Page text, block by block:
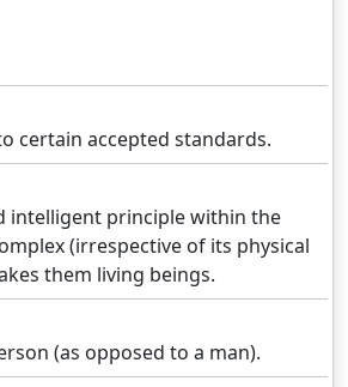
certain accepted standards.
intelligent principle within the
(irrespective of its physical
them living beings.
(as opposed to a man).